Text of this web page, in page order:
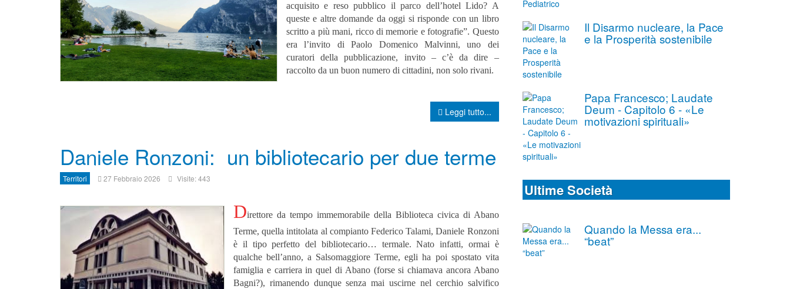
acquisito e reso pubblico il parco dell’hotel Lido? A
queste e altre domande da oggi si risponde con un libro
scritto a più mani, ricco di memorie e fotografie”. Questo
era l’invito di Paolo Domenico Malvinni, uno dei
curatori della pubblicazione, invito – c’è da dire –
raccolto da un buon numero di cittadini, non solo rivani.
Leggi tutto...
Daniele Ronzoni: un bibliotecario per due terme
Territori 27 Febbraio 2026 Visite: 443
Direttore da tempo immemorabile della Biblioteca civica di Abano
Terme, quella intitolata al compianto Federico Talami, Daniele Ronzoni
è il tipo perfetto del bibliotecario… termale. Nato infatti, ormai è
qualche bell’anno, a Salsomaggiore Terme, egli ha poi spostato vita
famiglia e carriera in quel di Abano (forse si chiamava ancora Abano
Bagni?), rimanendo dunque senza mai uscirne nel cerchio salvifico
Il Disarmo nucleare, la Pace
e la Prosperità sostenibile
Papa Francesco; Laudate
Deum - Capitolo 6 - «Le
motivazioni spirituali»
Ultime Società
Quando la Messa era...
“beat”